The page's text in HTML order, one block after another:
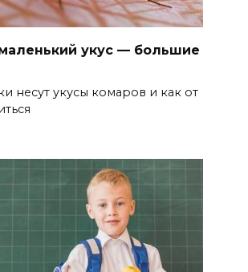
укус — большие
несут укусы комаров и как от